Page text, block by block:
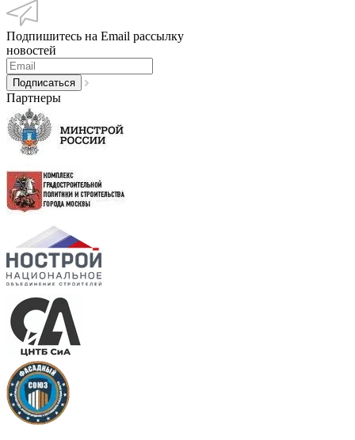
Подпишитесь на Email рассылку
новостей
Партнеры